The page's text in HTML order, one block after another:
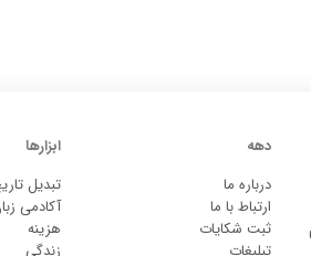
دهه
درباره ما
ارتباط با ما
ثبت شکایات
تبلیغات
ابزارها
تبدیل
آکادمی
هزینه
زندگی